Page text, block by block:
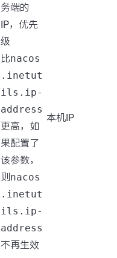
务端的
IP，优先
级
比nacos
.inetut
ils.ip-
address
更高，如
果配置了
该参数，
则 nacos
.inetut
ils.ip-
address
不再生效
本机IP